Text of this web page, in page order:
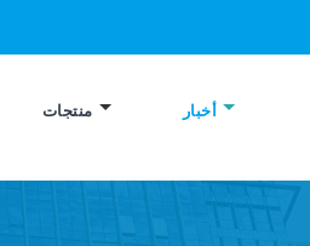
منتجات أخبار